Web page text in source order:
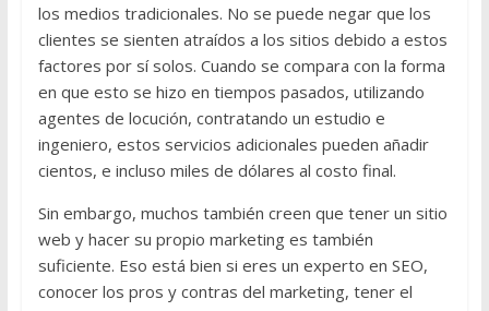
los medios tradicionales. No se puede negar que los
clientes se sienten atraídos a los sitios debido a estos
factores por sí solos. Cuando se compara con la forma
en que esto se hizo en tiempos pasados, utilizando
agentes de locución, contratando un estudio e
ingeniero, estos servicios adicionales pueden añadir
cientos, e incluso miles de dólares al costo final.
Sin embargo, muchos también creen que tener un sitio
web y hacer su propio marketing es también
suficiente. Eso está bien si eres un experto en SEO,
conocer los pros y contras del marketing, tener el